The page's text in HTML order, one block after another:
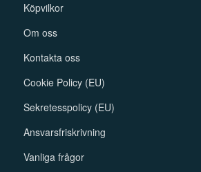
Köpvilkor
Om oss
Kontakta oss
Cookie Policy (EU)
Sekretesspolicy (EU)
Ansvarsfriskrivning
Vanliga frågor